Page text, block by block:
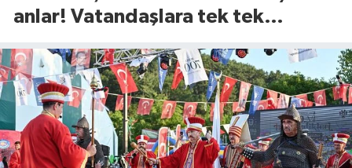
anlar! Vatandaşlara tek tek